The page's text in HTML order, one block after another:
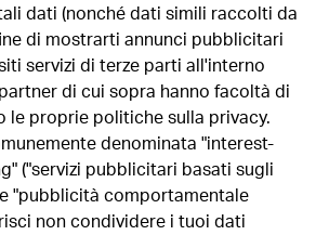
dati (nonché dati simili raccolti da
di mostrarti annunci pubblicitari
servizi di terze parti all'interno
di cui sopra hanno facoltà di
le proprie politiche sulla privacy.
denominata "interest-
("servizi pubblicitari basati sugli
"pubblicità comportamentale
non condividere i tuoi dati